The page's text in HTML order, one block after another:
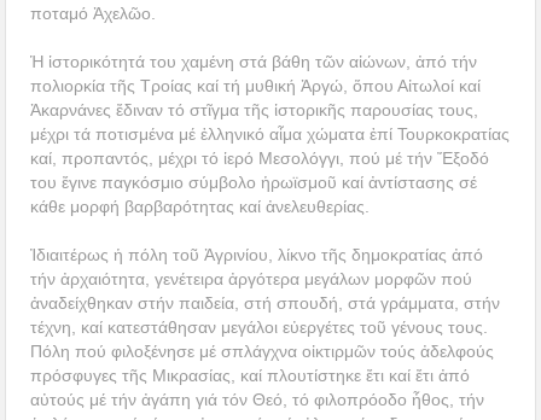
ποταμό Ἀχελῶο.
Ἡ ἱστορικότητά του χαμένη στά βάθη τῶν αἰώνων, ἀπό τήν
πολιορκία τῆς Τροίας καί τή μυθική Ἀργώ, ὅπου Αἰτωλοί καί
Ἀκαρνάνες ἔδιναν τό στῖγμα τῆς ἱστορικῆς παρουσίας τους,
μέχρι τά ποτισμένα μέ ἑλληνικό αἷμα χώματα ἐπί Τουρκοκρατίας
καί, προπαντός, μέχρι τό ἱερό Μεσολόγγι, πού μέ τήν Ἔξοδό
του ἔγινε παγκόσμιο σύμβολο ἡρωϊσμοῦ καί ἀντίστασης σέ
κάθε μορφή βαρβαρότητας καί ἀνελευθερίας.
Ἰδιαιτέρως ἡ πόλη τοῦ Ἀγρινίου, λίκνο τῆς δημοκρατίας ἀπό
τήν ἀρχαιότητα, γενέτειρα ἀργότερα μεγάλων μορφῶν πού
ἀναδείχθηκαν στήν παιδεία, στή σπουδή, στά γράμματα, στήν
τέχνη, καί κατεστάθησαν μεγάλοι εὐεργέτες τοῦ γένους τους.
Πόλη πού φιλοξένησε μέ σπλάγχνα οἰκτιρμῶν τούς ἀδελφούς
πρόσφυγες τῆς Μικρασίας, καί πλουτίστηκε ἔτι καί ἔτι ἀπό
αὐτούς μέ τήν ἀγάπη γιά τόν Θεό, τό φιλοπρόοδο ἦθος, τήν